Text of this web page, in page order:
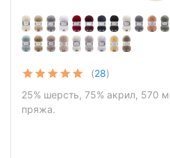
(28)
25% шерсть, 75% акрил, 570
пряжа.